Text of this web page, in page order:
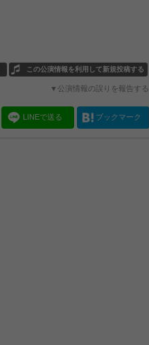
この公演情報を利用して新規投稿する
▼公演情報の誤りを報告する
LINEで送る ブックマーク